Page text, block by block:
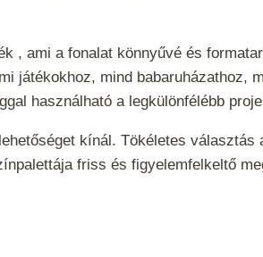
, ami a fonalat könnyűvé és
játékokhoz, mind babaruházathoz,
használható a legkülönfélébb
kínál. Tökéletes
friss és figyelemfelkeltő